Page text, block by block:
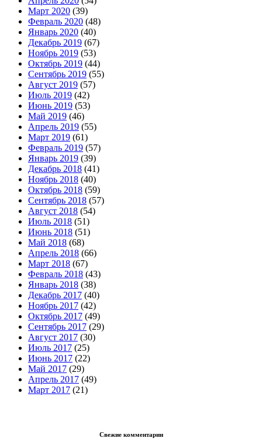
Март 2020 (39)
Февраль 2020 (48)
Январь 2020 (40)
Декабрь 2019 (67)
Ноябрь 2019 (53)
Октябрь 2019 (44)
Сентябрь 2019 (55)
Август 2019 (57)
Июль 2019 (42)
Июнь 2019 (53)
Май 2019 (46)
Апрель 2019 (55)
Март 2019 (61)
Февраль 2019 (57)
Январь 2019 (39)
Декабрь 2018 (41)
Ноябрь 2018 (40)
Октябрь 2018 (59)
Сентябрь 2018 (57)
Август 2018 (54)
Июль 2018 (51)
Июнь 2018 (51)
Май 2018 (68)
Апрель 2018 (66)
Март 2018 (67)
Февраль 2018 (43)
Январь 2018 (38)
Декабрь 2017 (40)
Ноябрь 2017 (42)
Октябрь 2017 (49)
Сентябрь 2017 (29)
Август 2017 (30)
Июль 2017 (25)
Июнь 2017 (22)
Май 2017 (29)
Апрель 2017 (49)
Март 2017 (21)
Свежие комментарии